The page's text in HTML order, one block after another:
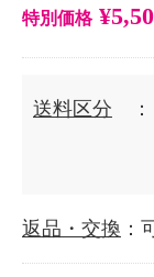
特別価格
送料区分 ：
返品・交換 ：